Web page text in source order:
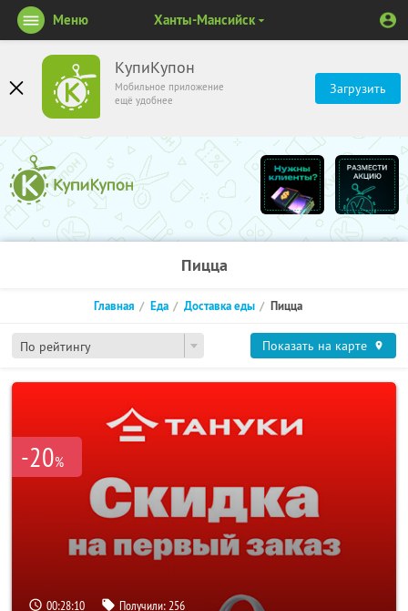
КупиКупон
Мобильное приложение
ещё удобнее
Загрузить
Меню Ханты-Мансийск
Пицца
По рейтингу
Главная Еда Доставка еды Пицца
Показать на карте
-20%
00:28:09 Получили:256